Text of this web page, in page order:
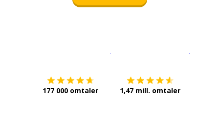
177 000 omtaler 1,47 mill. omtaler